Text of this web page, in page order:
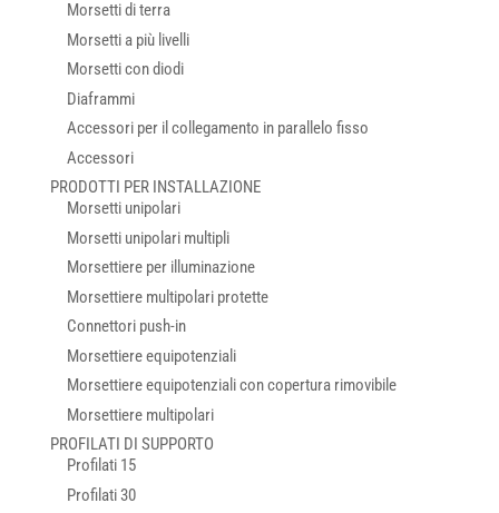
Morsetti di terra
Morsetti a più livelli
Morsetti con diodi
Diaframmi
Accessori per il collegamento in parallelo fisso
Accessori
PRODOTTI PER INSTALLAZIONE
Morsetti unipolari
Morsetti unipolari multipli
Morsettiere per illuminazione
Morsettiere multipolari protette
Connettori push-in
Morsettiere equipotenziali
Morsettiere equipotenziali con copertura rimovibile
Morsettiere multipolari
PROFILATI DI SUPPORTO
Profilati 15
Profilati 30